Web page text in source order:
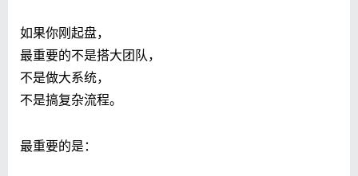
如果你刚起盘，
最重要的不是搭大团队，
不是做大系统，
不是搞复杂流程。
最重要的是：